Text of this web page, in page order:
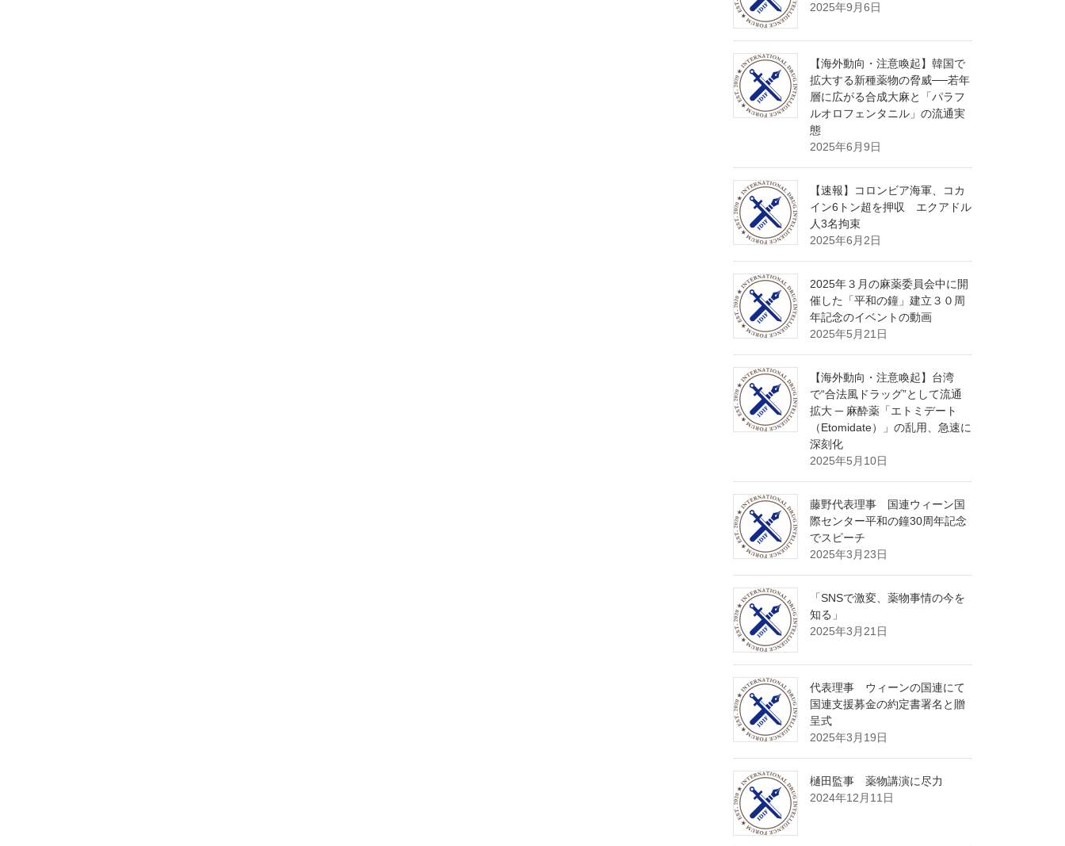
2025年9月6日
【海外動向・注意喚起】韓国で
拡大する新種薬物の脅威──若年
層に広がる合成大麻と「パラフ
ルオロフェンタニル」の流通実
態
2025年6月9日
【速報】コロンビア海軍、コカ
イン6トン超を押収 エクアドル
人3名拘束
2025年6月2日
2025年３月の麻薬委員会中に開
催した「平和の鐘」建立３０周
年記念のイベントの動画
2025年5月21日
【海外動向・注意喚起】台湾
で“合法風ドラッグ”として流通
拡大 ─ 麻酔薬「エトミデート
（Etomidate）」の乱用、急速に
深刻化
2025年5月10日
藤野代表理事 国連ウィーン国
際センター平和の鐘30周年記念
でスピーチ
2025年3月23日
「SNSで激変、薬物事情の今を
知る」
2025年3月21日
代表理事 ウィーンの国連にて
国連支援募金の約定書署名と贈
呈式
2025年3月19日
樋田監事 薬物講演に尽力
2024年12月11日